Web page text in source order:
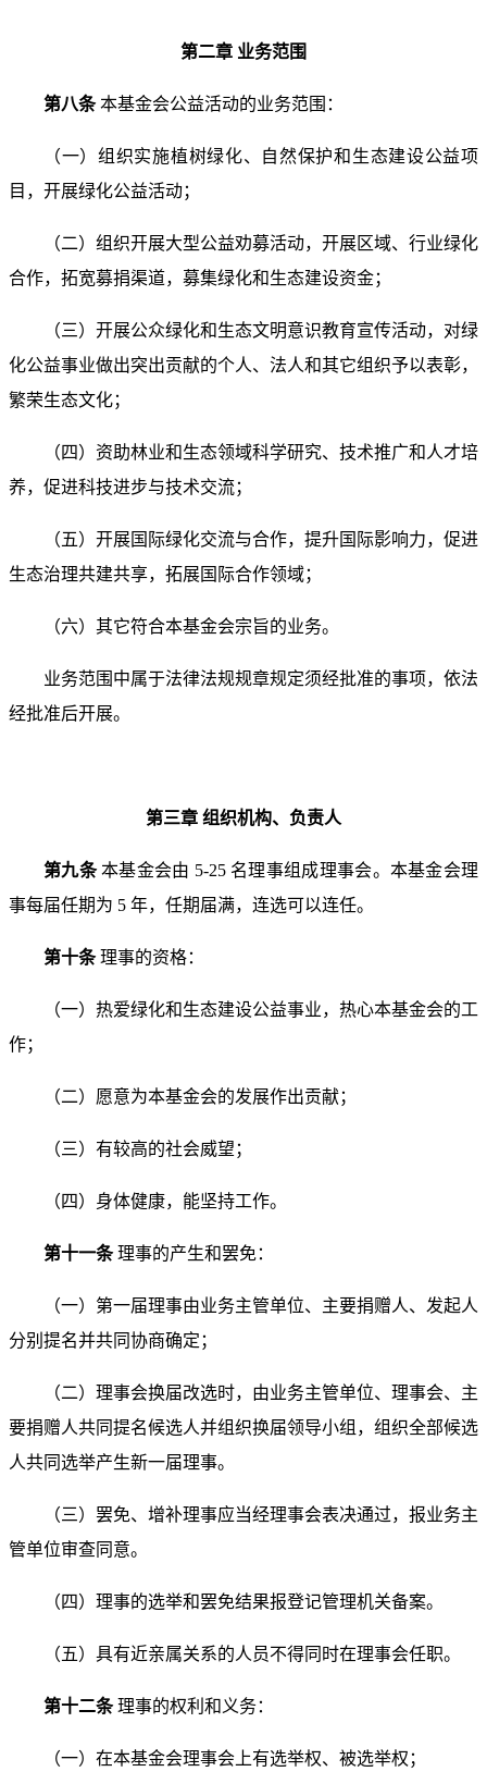
第二章 业务范围
第八条本基金会公益活动的业务范围：
（一）组织实施植树绿化、自然保护和生态建设公益项
目，开展绿化公益活动；
（二）组织开展大型公益劝募活动，开展区域、行业绿化
合作，拓宽募捐渠道，募集绿化和生态建设资金；
（三）开展公众绿化和生态文明意识教育宣传活动， 对绿
化公益事业做出突出贡献的个人、法人和其它组织予以表彰，
繁荣生态文化；
（四）资助林业和生态领域科学研究、技术推广和人才培
养，促进科技进步与技术交流；
（五）开展国际绿化交流与合作，提升国际影响力， 促进
生态治理共建共享，拓展国际合作领域；
（六）其它符合本基金会宗旨的业务。
业务范围中属于法律法规规章规定须经批准的事项，依法
经批准后开展。
第三章 组织机构、负责人
第九条本基金会由 5-25 名理事组成理事会。 本基金会理
事每届任期为 5 年，任期届满，连选可以连任。
第十条理事的资格：
（一）热爱绿化和生态建设公益事业，热心本基金会的工
作；
（二）愿意为本基金会的发展作出贡献；
（三）有较高的社会威望；
（四）身体健康，能坚持工作。
第十一条理事的产生和罢免：
（一）第一届理事由业务主管单位、主要捐赠人、发起人
分别提名并共同协商确定；
（二）理事会换届改选时，由业务主管单位、理事会、 主
要捐赠人共同提名候选人并组织换届领导小组，组织全部候选
人共同选举产生新一届理事。
（三）罢免、增补理事应当经理事会表决通过，报业务主
管单位审查同意。
（四）理事的选举和罢免结果报登记管理机关备案。
（五）具有近亲属关系的人员不得同时在理事会任职。
第十二条理事的权利和义务：
（一）在本基金会理事会上有选举权、被选举权；